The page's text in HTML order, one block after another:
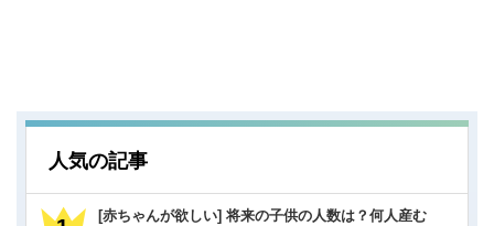
人気の記事
[赤ちゃんが欲しい] 将来の子供の人数は？何人産む